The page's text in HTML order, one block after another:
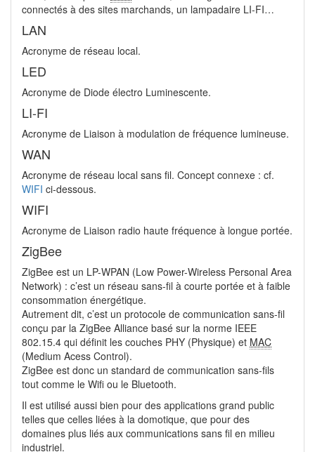
connectés à des sites marchands, un lampadaire LI-FI…
LAN
Acronyme de réseau local.
LED
Acronyme de Diode électro Luminescente.
LI-FI
Acronyme de Liaison à modulation de fréquence lumineuse.
WAN
Acronyme de réseau local sans fil. Concept connexe : cf.
WIFI ci-dessous.
WIFI
Acronyme de Liaison radio haute fréquence à longue portée.
ZigBee
ZigBee est un LP-WPAN (Low Power-Wireless Personal Area
Network) : c’est un réseau sans-fil à courte portée et à faible
consommation énergétique.
Autrement dit, c’est un protocole de communication sans-fil
conçu par la ZigBee Alliance basé sur la norme IEEE
802.15.4 qui définit les couches PHY (Physique) et MAC
(Medium Acess Control).
ZigBee est donc un standard de communication sans-fils
tout comme le Wifi ou le Bluetooth.
Il est utilisé aussi bien pour des applications grand public
telles que celles liées à la domotique, que pour des
domaines plus liés aux communications sans fil en milieu
industriel.